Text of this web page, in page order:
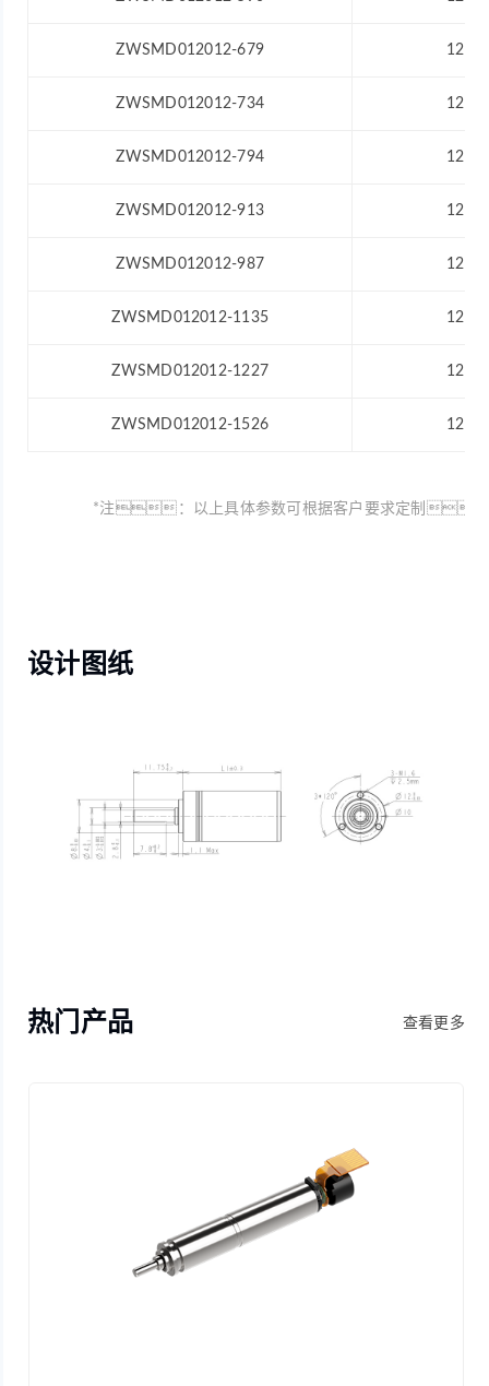
ZWSMD012012-679 12
ZWSMD012012-734 12
ZWSMD012012-794 12
ZWSMD012012-913 12
ZWSMD012012-987 12
ZWSMD012012-1135 12
ZWSMD012012-1227 12
ZWSMD012012-1526 12
*注：以上具体参数可根据客户要求定制
设计图纸
热门产品 查看更多